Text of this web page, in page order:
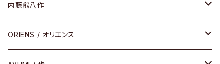
HEAVY EDITION
COMBI （コンビシリーズ）
セル
コンビ
メタル
セル
内藤熊八作
セル
ORIENS / オリエンス